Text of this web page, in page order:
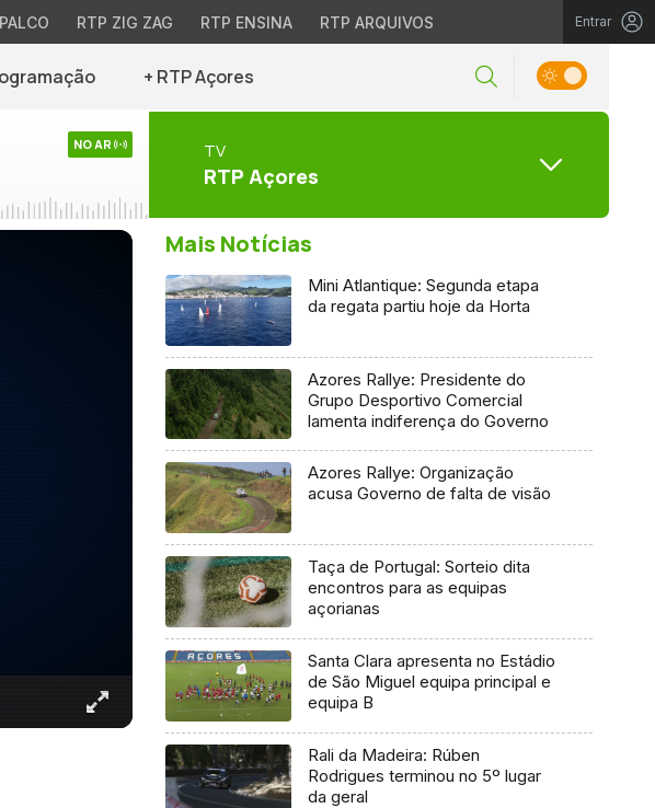
RTP ZIG ZAG RTP ENSINA RTP ARQUIVOS Entrar
+ RTP Açores
NO AR TV
RTP Açores
Mais Notícias
Mini Atlantique: Segunda etapa
da regata partiu hoje da Horta
Azores Rallye: Presidente do
Grupo Desportivo Comercial
lamenta indiferença do Governo
Azores Rallye: Organização
acusa Governo de falta de visão
Taça de Portugal: Sorteio dita
encontros para as equipas
açorianas
Santa Clara apresenta no Estádio
de São Miguel equipa principal e
equipa B
Rali da Madeira: Rúben
Rodrigues terminou no 5º lugar
da geral